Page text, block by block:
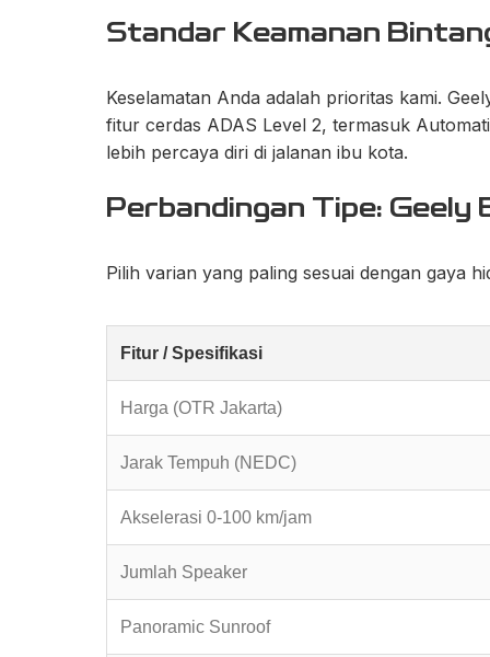
Standar Keamanan
Keselamatan Anda adalah prioritas kami.
fitur cerdas ADAS Level 2, termasuk
lebih percaya diri di jalanan ibu kota.
Perbandingan Tipe:
Pilih varian yang paling sesuai dengan gaya
Fitur / Spesifikasi
Harga (OTR Jakarta)
Jarak Tempuh (NEDC)
Akselerasi 0-100 km/jam
Jumlah Speaker
Panoramic Sunroof